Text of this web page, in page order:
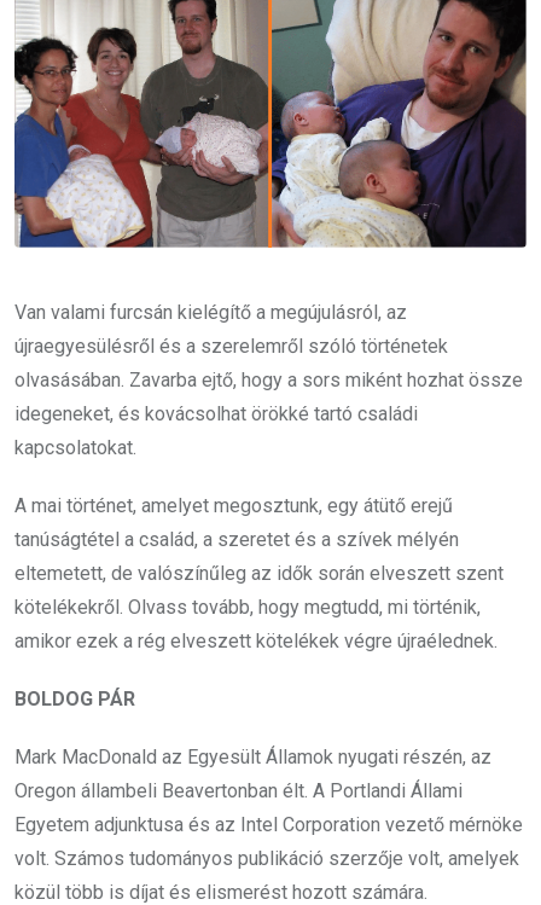
Van valami furcsán kielégítő a megújulásról, az
újraegyesülésről és a szerelemről szóló történetek
olvasásában. Zavarba ejtő, hogy a sors miként hozhat össze
idegeneket, és kovácsolhat örökké tartó családi
kapcsolatokat.
A mai történet, amelyet megosztunk, egy átütő erejű
tanúságtétel a család, a szeretet és a szívek mélyén
eltemetett, de valószínűleg az idők során elveszett szent
kötelékekről. Olvass tovább, hogy megtudd, mi történik,
amikor ezek a rég elveszett kötelékek végre újraélednek.
BOLDOG PÁR
Mark MacDonald az Egyesült Államok nyugati részén, az
Oregon állambeli Beavertonban élt. A Portlandi Állami
Egyetem adjunktusa és az Intel Corporation vezető mérnöke
volt. Számos tudományos publikáció szerzője volt, amelyek
közül több is díjat és elismerést hozott számára.